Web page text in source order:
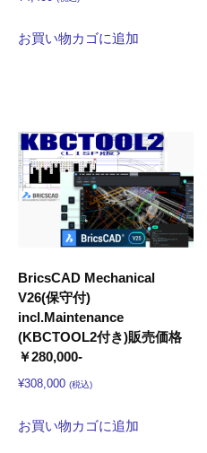
お買い物カゴに追加
BricsCAD Mechanical
V26(保守付)
incl.Maintenance
(KBCTOOL2付き)販売価格
￥280,000-
¥308,000 (税込)
お買い物カゴに追加